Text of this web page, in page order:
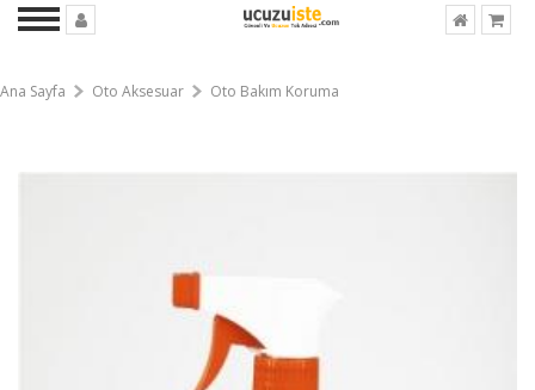
Ana Sayfa Oto Aksesuar Oto Bakım Koruma